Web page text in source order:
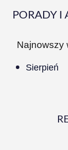
PORADY I
Najnowszy
Sierpień